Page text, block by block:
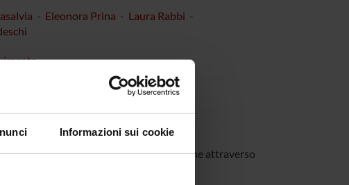
Informazioni sui cookie
- Eleonora Prina - Laura Rabbi -
i risultati di questa ricerca anche attraverso